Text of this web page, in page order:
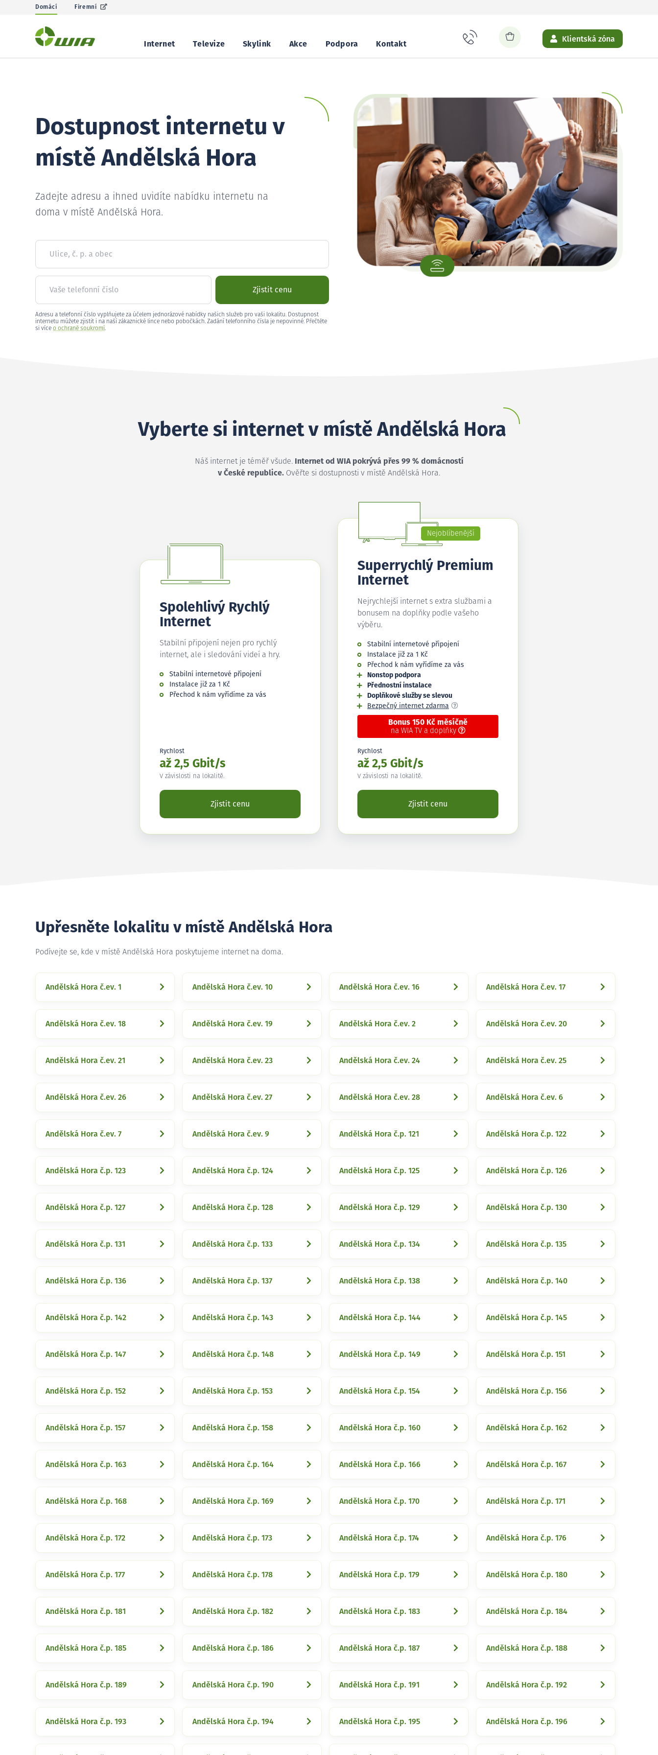
Domácí Firemní
Internet Televize Skylink Akce Podpora Kontakt
Klientská zóna
Dostupnost internetu v
místě Andělská Hora
Zadejte adresu a ihned uvidíte nabídku internetu na
doma v místě Andělská Hora.
Ulice, č. p. a obec
Vaše telefonní číslo Zjistit cenu
Adresu a telefonní číslo vyplňujete za účelem jednorázové nabídky našich služeb pro vaši lokalitu. Dostupnost
internetu můžete zjistit i na naší zákaznické lince nebo pobočkách. Zadání telefonního čísla je nepovinné. Přečtěte
si více o ochraně soukromí.
Vyberte si internet v místě Andělská Hora
Náš internet je téměř všude.
Internet od WIA pokrývá přes 99 % domácností
v České republice. Ověřte si dostupnosti v místě Andělská Hora.
Spolehlivý Rychlý
Internet
Stabilní připojení nejen pro rychlý
internet, ale i sledování videí a hry.
Stabilní internetové připojení
Instalace již za 1 Kč
Přechod k nám vyřídíme za vás
Rychlost
až 2,5 Gbit/s
V závislosti na lokalitě.
Zjistit cenu
Nejoblíbenější
Superrychlý Premium
Internet
Nejrychlejší internet s extra službami a
bonusem na doplňky podle vašeho
výběru.
Stabilní internetové připojení
Instalace již za 1 Kč
Přechod k nám vyřídíme za vás
Nonstop podpora
Přednostní instalace
Doplňkové služby se slevou
Bezpečný internet zdarma
Bonus 150 Kč měsíčně
na WIA TV a doplňky
Rychlost
až 2,5 Gbit/s
V závislosti na lokalitě.
Zjistit cenu
Upřesněte lokalitu v místě Andělská Hora
Podívejte se, kde v místě Andělská Hora poskytujeme internet na doma.
Andělská Hora č.ev. 1 Andělská Hora č.ev. 10 Andělská Hora č.ev. 16 Andělská Hora č.ev. 17
Andělská Hora č.ev. 18 Andělská Hora č.ev. 19 Andělská Hora č.ev. 2 Andělská Hora č.ev. 20
Andělská Hora č.ev. 21 Andělská Hora č.ev. 23 Andělská Hora č.ev. 24 Andělská Hora č.ev. 25
Andělská Hora č.ev. 26 Andělská Hora č.ev. 27 Andělská Hora č.ev. 28 Andělská Hora č.ev. 6
Andělská Hora č.ev. 7 Andělská Hora č.ev. 9 Andělská Hora č.p. 121 Andělská Hora č.p. 122
Andělská Hora č.p. 123 Andělská Hora č.p. 124 Andělská Hora č.p. 125 Andělská Hora č.p. 126
Andělská Hora č.p. 127 Andělská Hora č.p. 128 Andělská Hora č.p. 129 Andělská Hora č.p. 130
Andělská Hora č.p. 131 Andělská Hora č.p. 133 Andělská Hora č.p. 134 Andělská Hora č.p. 135
Andělská Hora č.p. 136 Andělská Hora č.p. 137 Andělská Hora č.p. 138 Andělská Hora č.p. 140
Andělská Hora č.p. 142 Andělská Hora č.p. 143 Andělská Hora č.p. 144 Andělská Hora č.p. 145
Andělská Hora č.p. 147 Andělská Hora č.p. 148 Andělská Hora č.p. 149 Andělská Hora č.p. 151
Andělská Hora č.p. 152 Andělská Hora č.p. 153 Andělská Hora č.p. 154 Andělská Hora č.p. 156
Andělská Hora č.p. 157 Andělská Hora č.p. 158 Andělská Hora č.p. 160 Andělská Hora č.p. 162
Andělská Hora č.p. 163 Andělská Hora č.p. 164 Andělská Hora č.p. 166 Andělská Hora č.p. 167
Andělská Hora č.p. 168 Andělská Hora č.p. 169 Andělská Hora č.p. 170 Andělská Hora č.p. 171
Andělská Hora č.p. 172 Andělská Hora č.p. 173 Andělská Hora č.p. 174 Andělská Hora č.p. 176
Andělská Hora č.p. 177 Andělská Hora č.p. 178 Andělská Hora č.p. 179 Andělská Hora č.p. 180
Andělská Hora č.p. 181 Andělská Hora č.p. 182 Andělská Hora č.p. 183 Andělská Hora č.p. 184
Andělská Hora č.p. 185 Andělská Hora č.p. 186 Andělská Hora č.p. 187 Andělská Hora č.p. 188
Andělská Hora č.p. 189 Andělská Hora č.p. 190 Andělská Hora č.p. 191 Andělská Hora č.p. 192
Andělská Hora č.p. 193 Andělská Hora č.p. 194 Andělská Hora č.p. 195 Andělská Hora č.p. 196